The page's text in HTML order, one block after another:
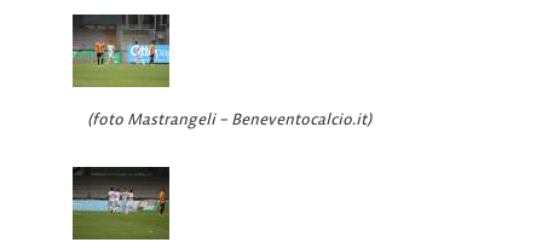
(foto Mastrangeli – Beneventocalcio.it)